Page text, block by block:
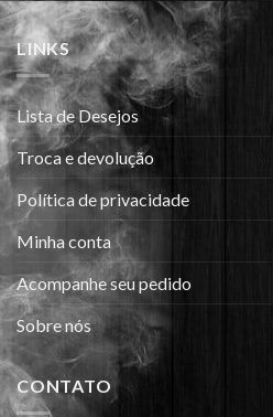
LINKS
Lista de Desejos
Troca e devolução
Política de privacidade
Minha conta
Acompanhe seu pedido
Sobre nós
CONTATO